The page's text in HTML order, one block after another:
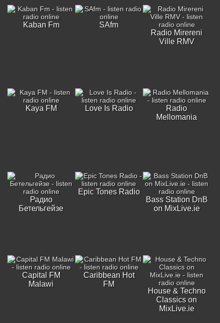
Kaban Fm
SAfm
Radio Mirereni
Ville RMV
Kaya FM Love Is Radio
Radio
Mellomania
Радио
Бетельгейзе
Epic Tones Radio
Bass Station DnB
on MixLive.ie
Capital FM
Malawi
Caribbean Hot
FM
House & Techno
Classics on
MixLive.ie